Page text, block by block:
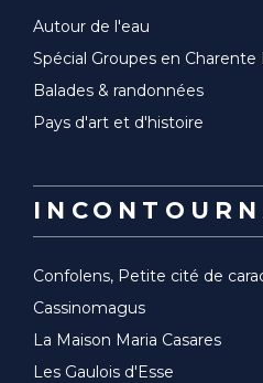
Autour de l'eau
Spécial Groupes en Charente
Balades & randonnées
Pays d'art et d'histoire
Confolens, Petite cité de
Cassinomagus
La Maison Maria Casares
Les Gaulois d'Esse